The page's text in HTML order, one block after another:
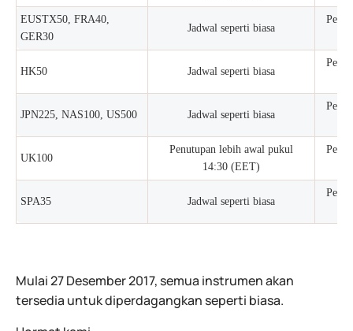
EUSTX50, FRA40,
GER30
Jadwal seperti biasa
HK50 Jadwal seperti biasa
JPN225, NAS100, US500 Jadwal seperti biasa
UK100
Penutupan lebih awal pukul
14:30 (EET)
SPA35 Jadwal seperti biasa
Mulai 27 Desember 2017, semua instrumen akan
tersedia untuk diperdagangkan seperti biasa.